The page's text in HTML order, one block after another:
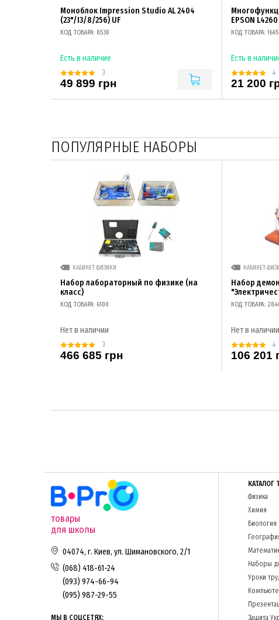
Моноблок Impression Studio AL 2404
(23"/I3/8/256) UF
КОД ТОВАРА: 8530
Есть в наличие
3
49 899 грн
EPSON L4260
КОД ТОВАРА: 1665
Есть в
4
21 200
ПОПУЛЯРНЫЕ НАБОРЫ
КАБИНЕТ ФИЗИКИ
Набор лабораторный по физике (на
класс)
КОД ТОВАРА: 6100
Нет в наличии
3
466 685 грн
КАБИНЕТ
Набор
КОД ТОВАРА:
Нет в наличии
4
106 201
товары
для школы
04074, г. Киев, ул. Шимановского, 2/1
(068) 418-61-24
(093) 974-66-94
(095) 987-29-55
МЫ В СОЦСЕТЯХ:
КАТАЛОГ
Физика
Химия
Биология
Наборы
Уроки
Защита